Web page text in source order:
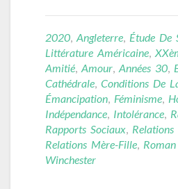
2020, Angleterre, Étude De
Littérature Américaine,
Amitié, Amour, Années 30,
Cathédrale, Conditions De
Émancipation, Féminisme,
Indépendance, Intolérance,
Rapports Sociaux, Relations
Relations Mère-Fille,
Winchester